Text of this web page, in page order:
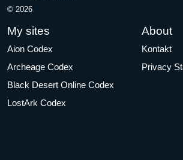
© 2026
My sites
Aion Codex
Archeage Codex
Black Desert Online Codex
LostArk Codex
About
Kontakt
Privacy